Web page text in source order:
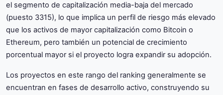
el segmento de capitalización media-baja del mercado
(puesto 3315), lo que implica un perfil de riesgo más elevado
que los activos de mayor capitalización como Bitcoin o
Ethereum, pero también un potencial de crecimiento
porcentual mayor si el proyecto logra expandir su adopción.
Los proyectos en este rango del ranking generalmente se
encuentran en fases de desarrollo activo, construyendo su